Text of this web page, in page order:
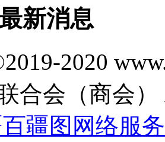
新消息
2020
合会（商会）
疆图网络服